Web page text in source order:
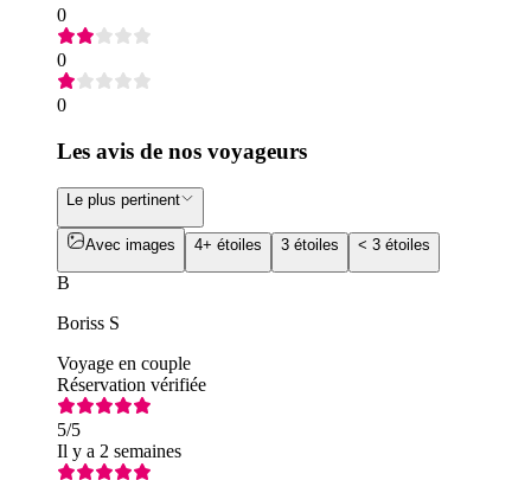
0
0
0
Les avis de nos voyageurs
Le plus pertinent
Avec images 4+ étoiles 3 étoiles < 3 étoiles
B
Boriss S
Voyage en couple
Réservation vérifiée
5/5
Il y a 2 semaines